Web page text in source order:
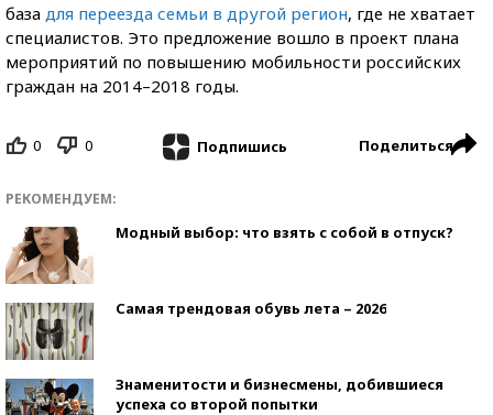
база для переезда семьи в другой регион, где не хватает
специалистов. Это предложение вошло в проект плана
мероприятий по повышению мобильности российских
граждан на 2014–2018 годы.
0 0 Подпишись Поделиться
РЕКОМЕНДУЕМ:
Модный выбор: что взять с собой в отпуск?
Самая трендовая обувь лета – 2026
Знаменитости и бизнесмены, добившиеся
успеха со второй попытки